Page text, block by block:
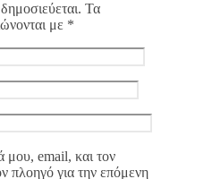
Τα
με *
μου, email, και τον
πλοηγό για την επόμενη